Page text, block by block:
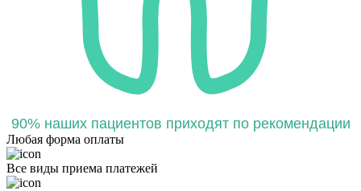
90% наших пациентов приходят по рекомендации
Любая форма оплаты
Все виды приема платежей